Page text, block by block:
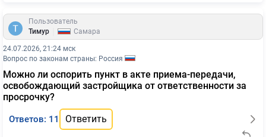
Пользователь
Тимур
Самара
24.07.2026, 21:24 мск
Вопрос по законам страны: Россия
Можно ли оспорить пункт в акте приема-передачи,
освобождающий застройщика от ответственности за
просрочку?
Ответов: 11 Ответить